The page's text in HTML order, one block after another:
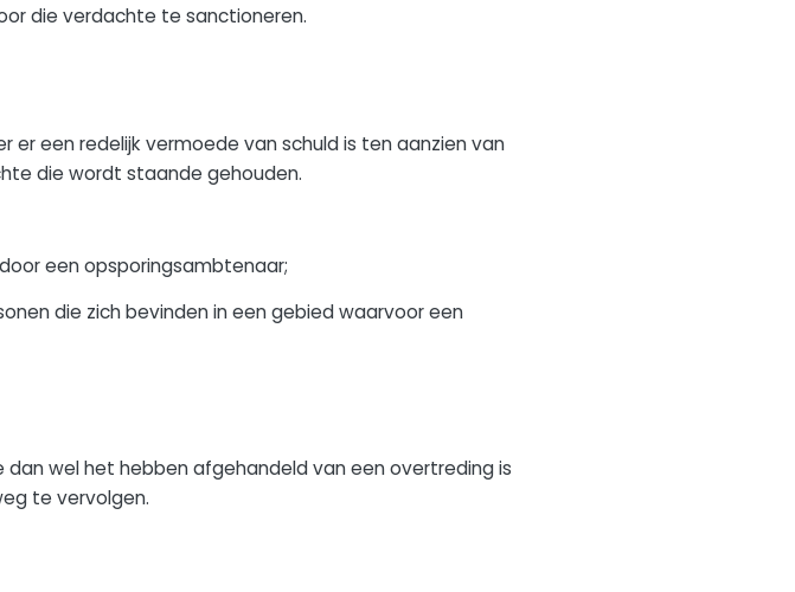
die verdachte te sanctioneren.
er een redelijk vermoede van schuld is ten aanzien van
die wordt staande gehouden.
een opsporingsambtenaar;
die zich bevinden in een gebied waarvoor een
wel het hebben afgehandeld van een overtreding is
te vervolgen.